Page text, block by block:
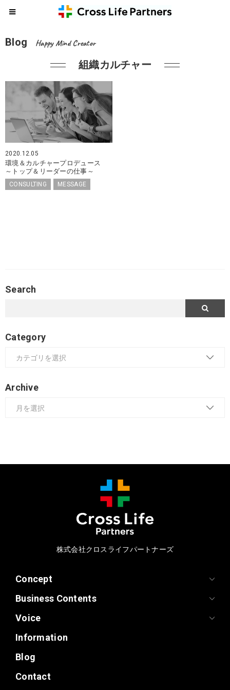
Blog Happy Mind Creator
組織カルチャー
2020.12.05
環境＆カルチャープロデュース
～トップ＆リーダーの仕事～
CONSULTING MESSAGE
Search
Category
Archive
株式会社クロスライフパートナーズ
Concept
Business Contents
Voice
Information
Blog
Contact